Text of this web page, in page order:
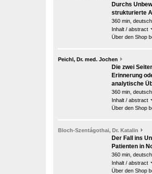
Durchs
strukturierte
360 min, deutsch
Inhalt / abstract
Über den Shop
Peichl, Dr. med. Jochen
Die zwei
Erinnerung
analytische
360 min, deutsch
Inhalt / abstract
Über den Shop
Bloch-Szentágothai, Dr. Katalin
Der Fall ins
Patienten in
360 min, deutsch
Inhalt / abstract
Über den Shop